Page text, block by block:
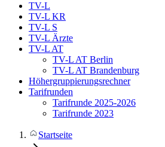
TV-L
TV-L KR
TV-L S
TV-L Ärzte
TV-L AT
TV-L AT Berlin
TV-L AT Brandenburg
Höhergruppierungsrechner
Tarifrunden
Tarifrunde 2025-2026
Tarifrunde 2023
Startseite